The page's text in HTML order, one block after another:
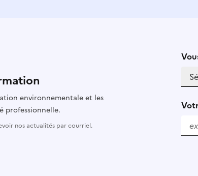
environnementale et les
professionnelle.
nos actualités par courriel.